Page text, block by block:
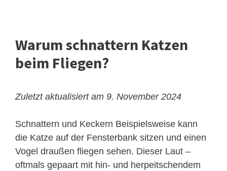
Warum schnattern Katzen
beim Fliegen?
Zuletzt aktualisiert am 9. November 2024
Schnattern und Keckern Beispielsweise kann
die Katze auf der Fensterbank sitzen und einen
Vogel draußen fliegen sehen. Dieser Laut –
oftmals gepaart mit hin- und herpeitschendem